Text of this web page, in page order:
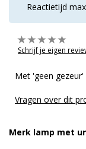
Reactietijd
Schrijf je eigen
Met 'geen gezeur'
Vragen over dit
Merk lamp met